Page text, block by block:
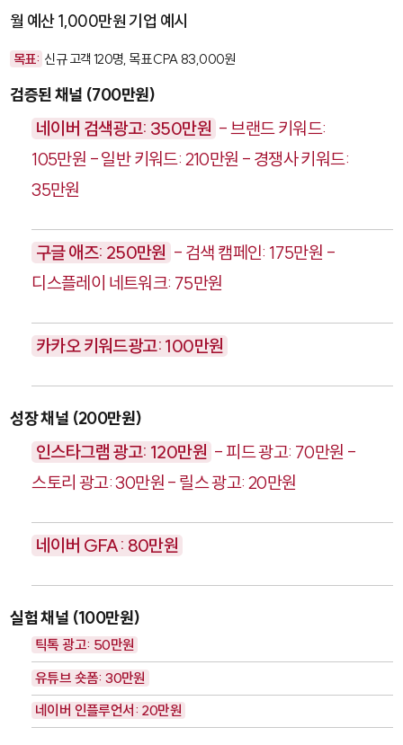
월 예산 1,000만원 기업 예시
목표: 신규 고객 120명, 목표 CPA 83,000원
검증된 채널 (700만원)
네이버 검색광고: 350만원 - 브랜드 키워드:
105만원 - 일반 키워드: 210만원 - 경쟁사 키워드:
35만원
구글 애즈: 250만원 - 검색 캠페인: 175만원 -
디스플레이 네트워크: 75만원
카카오 키워드광고: 100만원
성장 채널 (200만원)
인스타그램 광고: 120만원 - 피드 광고: 70만원 -
스토리 광고: 30만원 - 릴스 광고: 20만원
네이버 GFA: 80만원
실험 채널 (100만원)
틱톡 광고: 50만원
유튜브 숏폼: 30만원
네이버 인플루언서: 20만원